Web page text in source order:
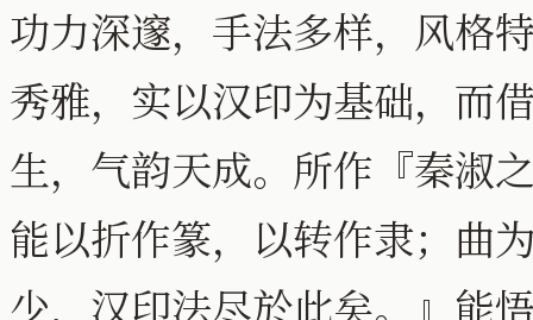
功力深邃，手法多样，风格
秀雅，实以汉印为基础，而
生，气韵天成。所作『秦淑
能以折作篆，以转作隶；曲
少，汉印法尽於此矣。』能